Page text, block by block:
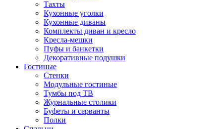
Тахты
Кухонные уголки
Кухонные диваны
Комплекты диван и кресло
Кресла-мешки
Пуфы и банкетки
Декоративные подушки
Гостиные
Стенки
Модульные гостиные
Тумбы под ТВ
Журнальные столики
Буфеты и серванты
Полки